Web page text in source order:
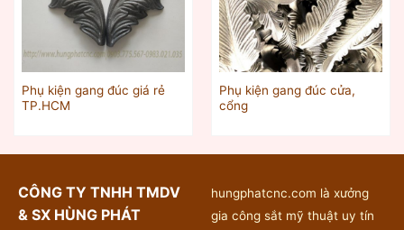
Phụ kiện gang đúc giá rẻ
TP.HCM
Phụ kiện gang đúc cửa,
cổng
CÔNG TY TNHH TMDV
& SX HÙNG PHÁT
hungphatcnc.com là xưởng
gia công sắt mỹ thuật uy tín